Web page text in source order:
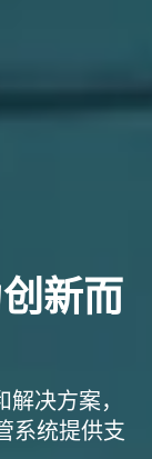
新而
决方案，
系统提供支